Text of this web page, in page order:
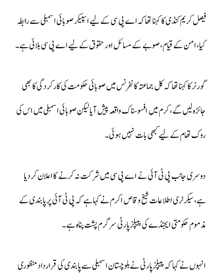
فیصل کریم کنڈی کا کہنا تھاکہ اے پی سی کےلیے اسپیکر صوبائی اسمبلی سے رابطہ
کیا، امن کے قیام، صوبے کے مسائل اور حقوق کےلیے اے پی سی بلائی ہے۔
گورنر کا کہنا تھا کہ کل جماعتہ کانفرنس میں صوبائی حکومت کی کارکردگی کا بھی
جائزہ لیں گے، کرم میں افسوسناک واقعہ پیش آیا لیکن صوبائی اسمبلی میں اس کی
روک تھام کے لیےکبھی بات نہیں ہوئی۔
دوسری جانب پی ٹی آئی نے اے پی سی میں شرکت نہ کرنے کا اعلان کردیا
ہے، سیکرٹری اطلاعات شیخ وقاص اکرم نے کہا ہے کہ پی ٹی آئی پرپابندی کے
مذموم حکومتی ایجنڈے کی پیپلزپارٹی سرگرم پشت پناہ ہے۔
انہوں نے کہا کہ پیپلزپارٹی نےبلوچستان اسمبلی سےپابندی کی قرارداد منظوری